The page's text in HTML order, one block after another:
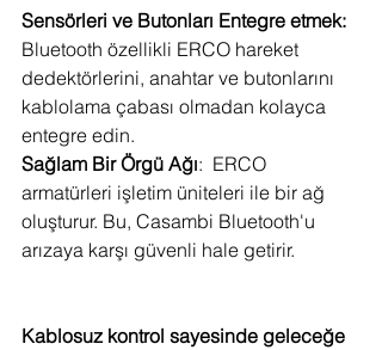
Sensörleri ve Butonları Entegre etmek:
Bluetooth özellikli ERCO hareket
dedektörlerini, anahtar ve butonlarını
kablolama çabası olmadan kolayca
entegre edin.
Sağlam Bir Örgü Ağı:  ERCO
armatürleri işletim üniteleri ile bir ağ
oluşturur. Bu, Casambi Bluetooth'u
arızaya karşı güvenli hale getirir.
Kablosuz kontrol sayesinde geleceğe